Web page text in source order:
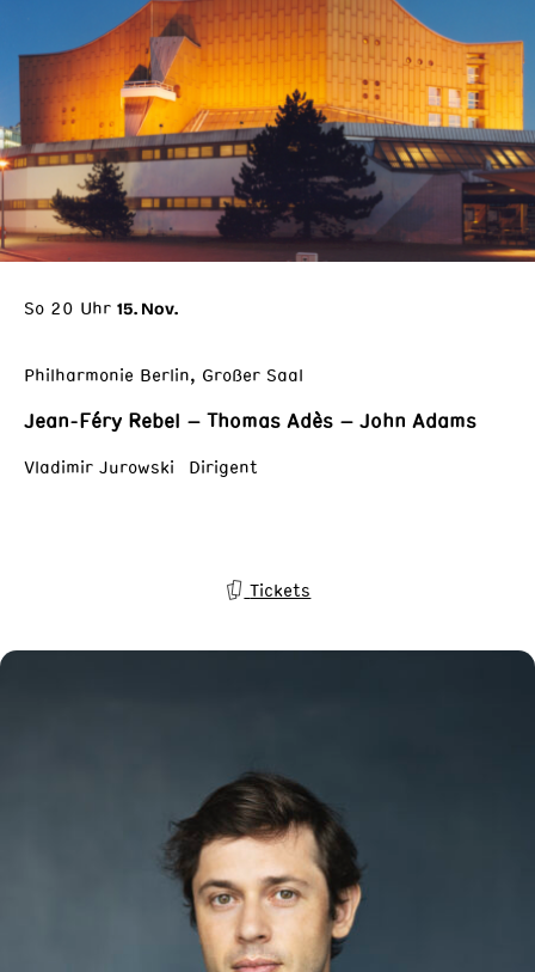
So 20 Uhr 15. Nov.
Philharmonie Berlin, Großer Saal
Jean-Féry Rebel – Thomas Adès – John Adams
Vladimir Jurowski Dirigent
Tickets